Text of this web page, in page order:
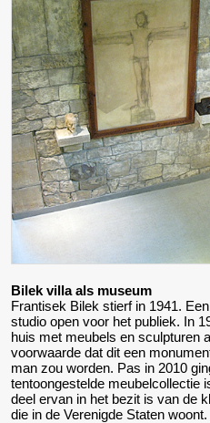
Bilek villa als museum
Frantisek Bilek stierf in 1941.
studio open voor het publiek. In
huis met meubels en sculpturen
voorwaarde dat dit een
man zou worden. Pas in 2010
tentoongestelde meubelcollectie
deel ervan in het bezit is van de
die in de Verenigde Staten woont.